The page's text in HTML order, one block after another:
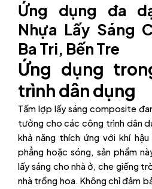
Ứng dụng đa
Nhựa Lấy Sáng
Ba Tri, Bến Tre
Ứng dụng
trình dân dụng
Tấm lợp lấy sáng composite
tưởng cho các công trình dân
khả năng thích ứng với khí
phẳng hoặc sóng, sản phẩm
lấy sáng cho nhà ở, che giếng
nhà trồng hoa. Không chỉ đảm